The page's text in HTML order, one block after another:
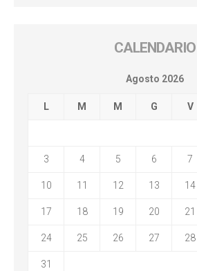
CALENDARIO
Agosto 2026
L M M G V
3 4 5 6 7
10 11 12 13 14
17 18 19 20 21
24 25 26 27 28
31